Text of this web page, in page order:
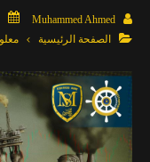

Muhammed Ahmed


الصفحة الرئيسية